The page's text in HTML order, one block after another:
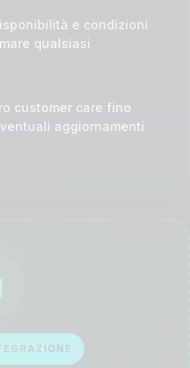
e condizioni
qualsiasi
customer care fino
aggiornamenti